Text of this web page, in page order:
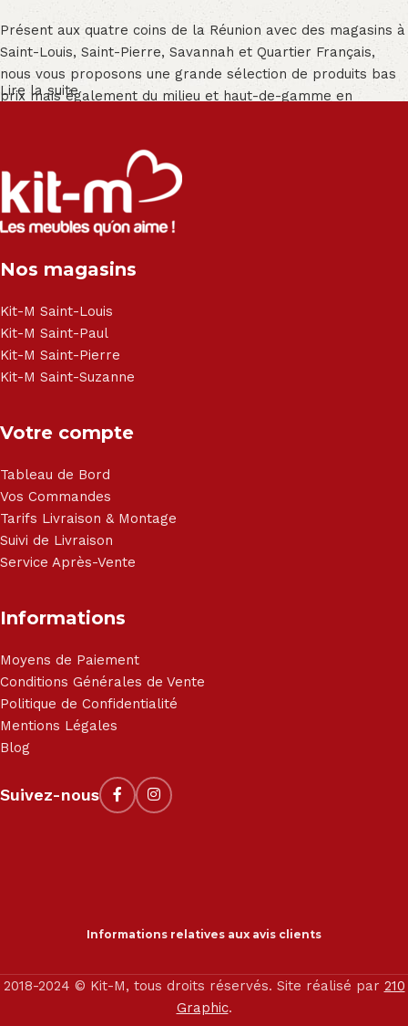
Présent aux quatre coins de la Réunion avec des magasins à
Saint-Louis, Saint-Pierre, Savannah et Quartier Français,
nous vous proposons une grande sélection de produits bas
prix mais également du milieu et haut-de-gamme en
Salon angle - Salon convertible - Salon relax - Canapé -
Canapé lit - Cuisine sur-mesure - Fauteuil - Armoire - Table
et chaise - Meuble de salle de bain - Literie - Lit - Bureau -
Électroménager - Télévision led - Réfrigérateur -
- Matelas - Hifi Hitachi, LG, Sharp, Philips, Bosh, Moulinex,
Haier, Sony, Cecotec, Westpoint, Dyson.
Lire la suite
Nos magasins
Kit-M Saint-Louis
Kit-M Saint-Paul
Kit-M Saint-Pierre
Kit-M Saint-Suzanne
Votre compte
Tableau de Bord
Vos Commandes
Tarifs Livraison & Montage
Suivi de Livraison
Service Après-Vente
Informations
Moyens de Paiement
Conditions Générales de Vente
Politique de Confidentialité
Mentions Légales
Blog
Suivez-nous
Informations relatives aux avis clients
2018-2024 © Kit-M, tous droits réservés. Site réalisé par 210
Graphic.